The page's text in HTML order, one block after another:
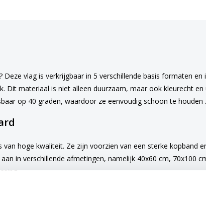
Deze vlag is verkrijgbaar in 5 verschillende basis formaten
Dit materiaal is niet alleen duurzaam, maar ook kleurecht
op 40 graden, waardoor ze eenvoudig schoon te houden
van hoge kwaliteit. Ze zijn voorzien van een sterke kopband
aan in verschillende afmetingen, namelijk 40x60 cm, 70x100
kiest, worden de vlaggen voorzien van verschillende